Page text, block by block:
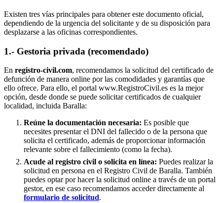
Existen tres vías principales para obtener este documento oficial,
dependiendo de la urgencia del solicitante y de su disposición para
desplazarse a las oficinas correspondientes.
1.- Gestoria privada (recomendado)
En registro-civil.com, recomendamos la solicitud del certificado de
defunción de manera online por las comodidades y garantías que
ello ofrece. Para ello, el portal www.RegistroCivil.es es la mejor
opción, desde donde se puede solicitar certificados de cualquier
localidad, incluida Baralla:
Reúne la documentación necesaria: Es posible que
necesites presentar el DNI del fallecido o de la persona que
solicita el certificado, además de proporcionar información
relevante sobre el fallecimiento (como la fecha).
Acude al registro civil o solicita en línea: Puedes realizar la
solicitud en persona en el Registro Civil de Baralla. También
puedes optar por hacer la solicitud online a través de un portal
gestor, en ese caso recomendamos acceder directamente al
formulario de solicitud.